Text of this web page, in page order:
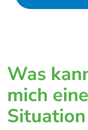
Was
mich